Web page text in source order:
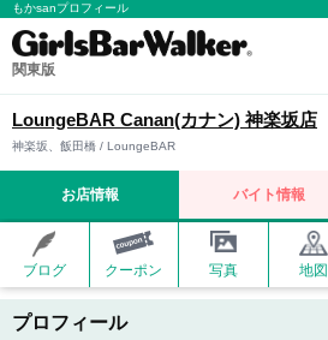
もかsanプロフィール
関東版
LoungeBAR Canan(カナン) 神楽坂店
神楽坂、飯田橋 / LoungeBAR
お店情報 バイト情報
ブログ クーポン 写真 地図
プロフィール